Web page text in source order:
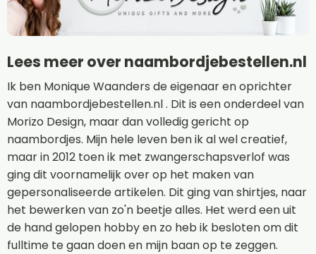
Lees meer over naambordjebestellen.nl
Ik ben Monique Waanders de eigenaar en oprichter
van naambordjebestellen.nl . Dit is een onderdeel van
Morizo Design, maar dan volledig gericht op
naambordjes. Mijn hele leven ben ik al wel creatief,
maar in 2012 toen ik met zwangerschapsverlof was
ging dit voornamelijk over op het maken van
gepersonaliseerde artikelen. Dit ging van shirtjes, naar
het bewerken van zo'n beetje alles. Het werd een uit
de hand gelopen hobby en zo heb ik besloten om dit
fulltime te gaan doen en mijn baan op te zeggen.